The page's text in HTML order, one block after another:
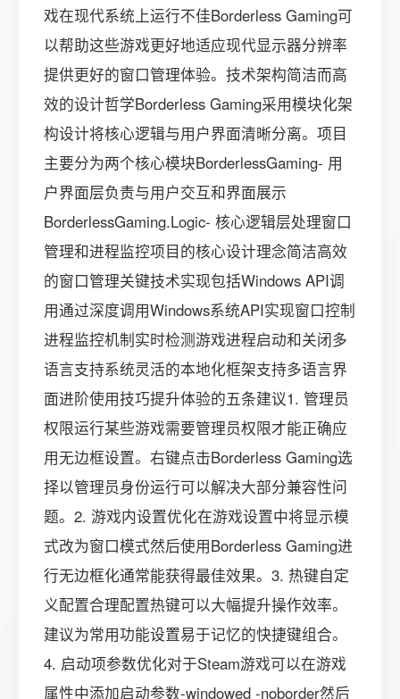
戏在现代系统上运行不佳Borderless Gaming可
以帮助这些游戏更好地适应现代显示器分辨率
提供更好的窗口管理体验。技术架构简洁而高
效的设计哲学Borderless Gaming采用模块化架
构设计将核心逻辑与用户界面清晰分离。项目
主要分为两个核心模块BorderlessGaming- 用
户界面层负责与用户交互和界面展示
BorderlessGaming.Logic- 核心逻辑层处理窗口
管理和进程监控项目的核心设计理念简洁高效
的窗口管理关键技术实现包括Windows API调
用通过深度调用Windows系统API实现窗口控制
进程监控机制实时检测游戏进程启动和关闭多
语言支持系统灵活的本地化框架支持多语言界
面进阶使用技巧提升体验的五条建议1. 管理员
权限运行某些游戏需要管理员权限才能正确应
用无边框设置。右键点击Borderless Gaming选
择以管理员身份运行可以解决大部分兼容性问
题。2. 游戏内设置优化在游戏设置中将显示模
式改为窗口模式然后使用Borderless Gaming进
行无边框化通常能获得最佳效果。3. 热键自定
义配置合理配置热键可以大幅提升操作效率。
建议为常用功能设置易于记忆的快捷键组合。
4. 启动项参数优化对于Steam游戏可以在游戏
属性中添加启动参数-windowed -noborder然后